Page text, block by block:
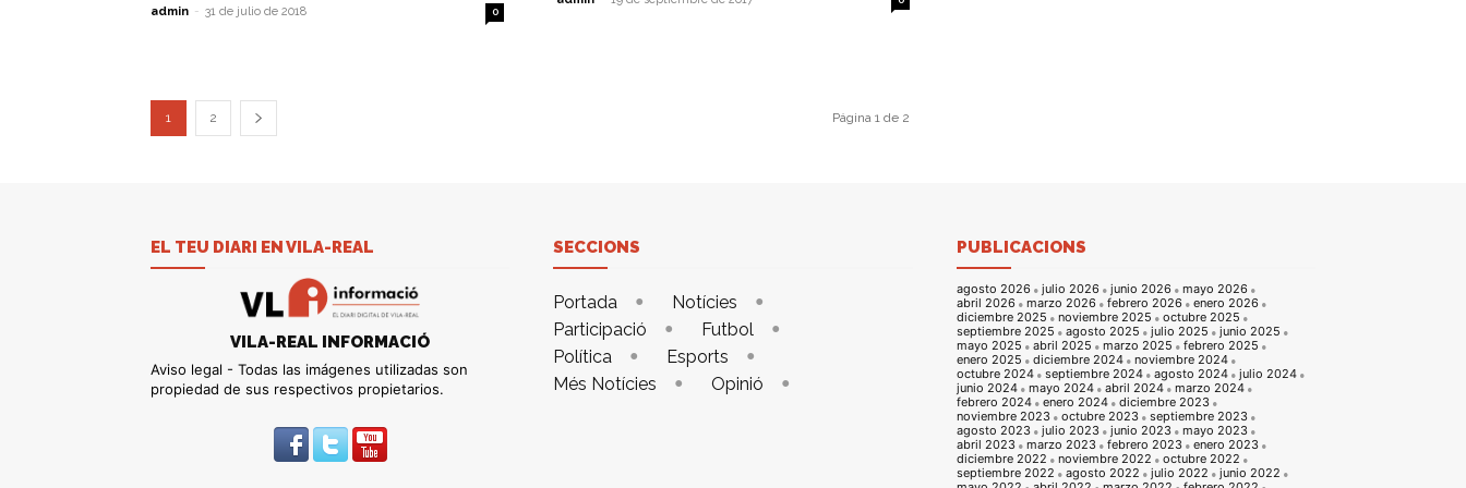
admin - 31 de julio de 2018 0
1 2 Página 1 de 2
EL TEU DIARI EN VILA-REAL
VILA-REAL INFORMACIÓ
Aviso legal - Todas las imágenes utilizadas son
propiedad de sus respectivos propietarios.
SECCIONS
Portada
Notícies
Participació
Futbol
Política
Esports
Més Notícies
Opinió
PUBLICACIONS
agosto 2026 julio 2026 junio 2026
mayo 2026
abril 2026
marzo 2026 febrero 2026
enero 2026
diciembre 2025
noviembre 2025
octubre 2025
septiembre 2025
agosto 2025 julio 2025
junio 2025
mayo 2025
abril 2025 marzo 2025
febrero 2025
enero 2025
diciembre 2024
noviembre 2024
octubre 2024
septiembre 2024 agosto 2024
julio 2024
junio 2024
mayo 2024 abril 2024
marzo 2024
febrero 2024
enero 2024
diciembre 2023
noviembre 2023
octubre 2023
septiembre 2023
agosto 2023
julio 2023 junio 2023
mayo 2023
abril 2023
marzo 2023 febrero 2023
enero 2023
diciembre 2022
noviembre 2022
octubre 2022
septiembre 2022
agosto 2022 julio 2022
junio 2022